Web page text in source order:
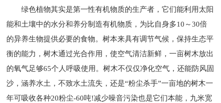
绿色植物其实是第一性有机物质的生产者，它们能利用太阳
能和土壤中的水分和养分制造有机物质，为比自身多10～30倍
的异养生物提供必要的食物。树本来具有调节气候，保持生态平
衡的能力，树木通过光合作用，使空气清洁新鲜，一亩树木放出
的氧气足够65个人呼吸使用。树木不仅仅净化空气，还能防风固
沙，涵养水土，不致水土流失，还是“粉尘杀手”一亩地的树木一
年可吸收各种20粉尘-60吨!减少噪音污染也是它们本能，九米宽